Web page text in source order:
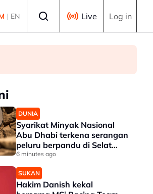
| EN Live Log in
DUNIA
Syarikat Minyak Nasional
Abu Dhabi terkena serangan
peluru berpandu di Selat
Hormuz
6 minutes ago
SUKAN
Hakim Danish kekal